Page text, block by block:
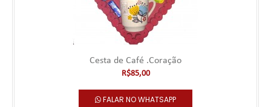
Falar no WhatsApp
Cesta de Café .Coração
R$85,00
FALAR NO WHATSAPP